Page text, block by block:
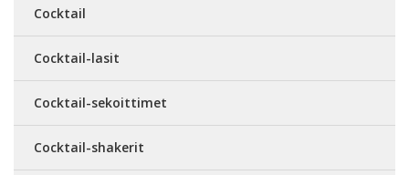
Cocktail
Cocktail-lasit
Cocktail-sekoittimet
Cocktail-shakerit